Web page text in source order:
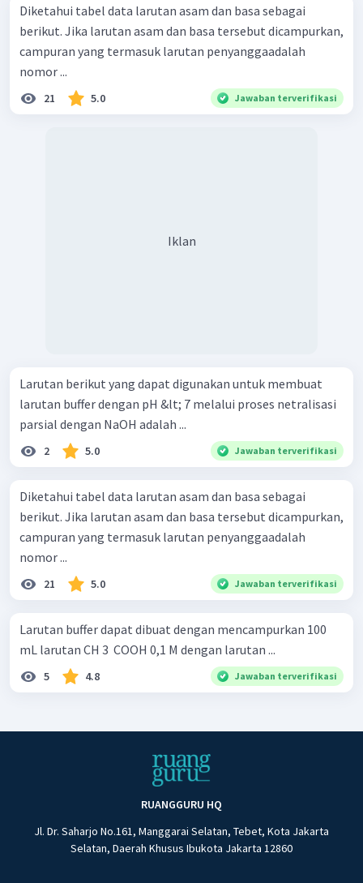
Diketahui tabel data larutan asam dan basa sebagai
berikut. Jika larutan asam dan basa tersebut dicampurkan,
campuran yang termasuk larutan penyanggaadalah
nomor ...
21 5.0 Jawaban terverifikasi
Iklan
Larutan berikut yang dapat digunakan untuk membuat
larutan buffer dengan pH &lt; 7 melalui proses netralisasi
parsial dengan NaOH adalah ...
2 5.0 Jawaban terverifikasi
Diketahui tabel data larutan asam dan basa sebagai
berikut. Jika larutan asam dan basa tersebut dicampurkan,
campuran yang termasuk larutan penyanggaadalah
nomor ...
21 5.0 Jawaban terverifikasi
Larutan buffer dapat dibuat dengan mencampurkan 100
mL larutan CH 3 ​ COOH 0,1 M dengan larutan ...
5 4.8 Jawaban terverifikasi
RUANGGURU HQ
Jl. Dr. Saharjo No.161, Manggarai Selatan, Tebet, Kota Jakarta
Selatan, Daerah Khusus Ibukota Jakarta 12860